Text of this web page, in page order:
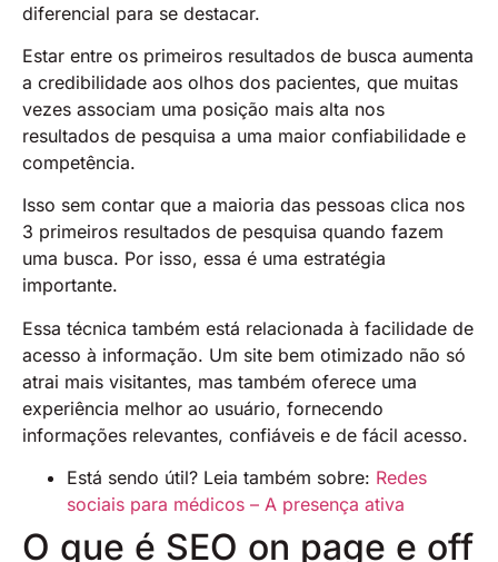
diferencial para se destacar.
Estar entre os primeiros resultados de busca aumenta
a credibilidade aos olhos dos pacientes, que muitas
vezes associam uma posição mais alta nos
resultados de pesquisa a uma maior confiabilidade e
competência.
Isso sem contar que a maioria das pessoas clica nos
3 primeiros resultados de pesquisa quando fazem
uma busca. Por isso, essa é uma estratégia
importante.
Essa técnica também está relacionada à facilidade de
acesso à informação. Um site bem otimizado não só
atrai mais visitantes, mas também oferece uma
experiência melhor ao usuário, fornecendo
informações relevantes, confiáveis e de fácil acesso.
Está sendo útil? Leia também sobre: Redes
sociais para médicos – A presença ativa
O que é SEO on page e off